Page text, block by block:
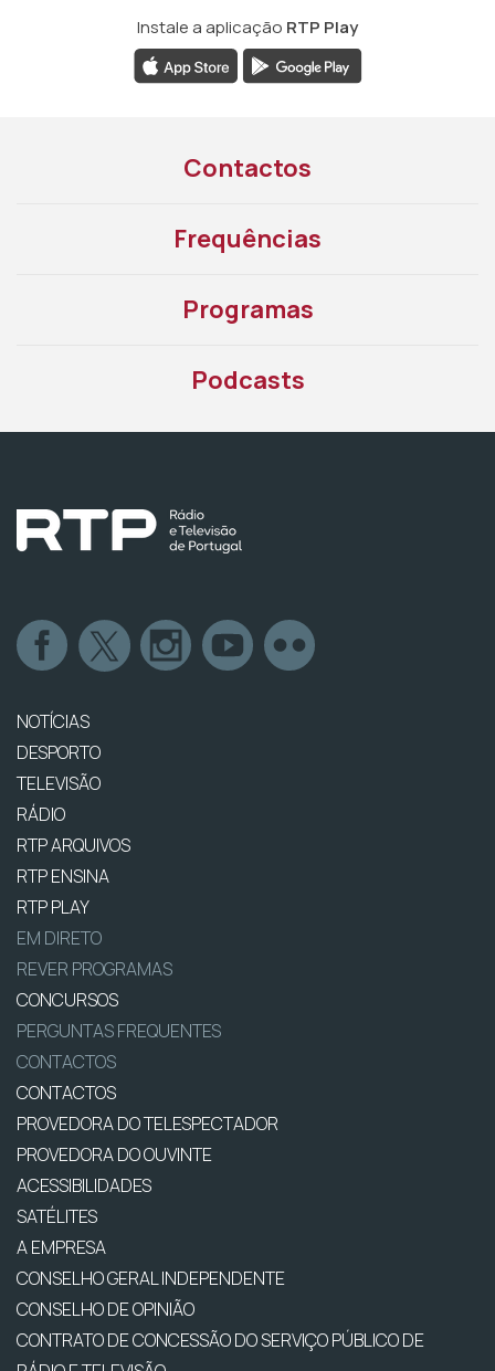
Instale a aplicação RTP Play
Contactos
Frequências
Programas
Podcasts
NOTÍCIAS
DESPORTO
TELEVISÃO
RÁDIO
RTP ARQUIVOS
RTP ENSINA
RTP PLAY
EM DIRETO
REVER PROGRAMAS
CONCURSOS
PERGUNTAS FREQUENTES
CONTACTOS
CONTACTOS
PROVEDORA DO TELESPECTADOR
PROVEDORA DO OUVINTE
ACESSIBILIDADES
SATÉLITES
A EMPRESA
CONSELHO GERAL INDEPENDENTE
CONSELHO DE OPINIÃO
CONTRATO DE CONCESSÃO DO SERVIÇO PÚBLICO DE